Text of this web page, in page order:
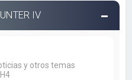
IV
y otros temas